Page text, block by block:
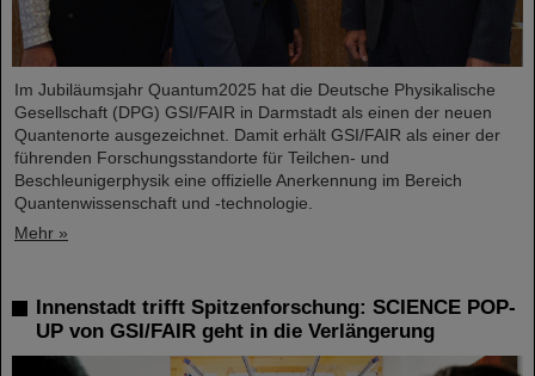
Im Jubiläumsjahr Quantum2025 hat die Deutsche Physikalische
Gesellschaft (DPG) GSI/FAIR in Darmstadt als einen der neuen
Quantenorte ausgezeichnet. Damit erhält GSI/FAIR als einer der
führenden Forschungsstandorte für Teilchen- und
Beschleunigerphysik eine offizielle Anerkennung im Bereich
Quantenwissenschaft und -technologie.
Mehr »
Innenstadt trifft Spitzenforschung: SCIENCE POP-
UP von GSI/FAIR geht in die Verlängerung